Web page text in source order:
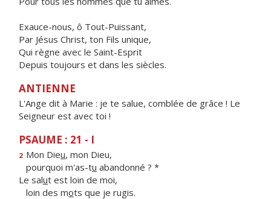
Exauce-nous, ô Tout-Puissant,
Par Jésus Christ, ton Fils unique,
Qui règne avec le Saint-Esprit
Depuis toujours et dans les siècles.
ANTIENNE
L'Ange dit à Marie : je te salue, comblée de grâce ! Le
Seigneur est avec toi !
PSAUME : 21 - I
2 Mon Dieu, mon Dieu,
pourquoi m'as-tu abandonné ? *
Le salut est loin de moi,
loin des mots que je rugis.